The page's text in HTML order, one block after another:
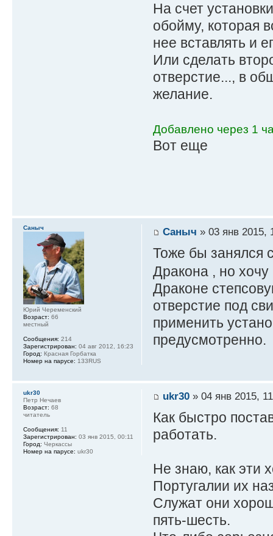
На счет
обойму, которая
нее вставлять и
Или сделать
отверстие..., в
желание.
Добавлено через 1
Вот еще
Саныч » 03 янв 2015,
Тоже бы занялся
Дракона , но хочу
Драконе
отверстие под
применить
предусмотренно.
Саныч
Юрий Череменский
Возраст: 66
местный
Сообщения: 214
Зарегистрирован: 04 авг 2012, 16:23
Город: Красная Горбатка
Номер на парусе: 133RUS
ukr30» 04 янв 2015,
Как быстро
работать.
Не знаю, как эти
Португалии их
Служат они
пять-шесть.
ukr30
Петр Нечаев
Возраст: 68
читатель
Сообщения: 11
Зарегистрирован: 03 янв 2015, 00:11
Город: Черкассы
Номер на парусе: ukr30